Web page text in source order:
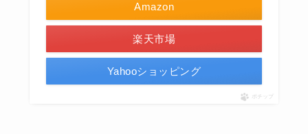
Amazon
楽天市場
Yahooショッピング
ポチップ